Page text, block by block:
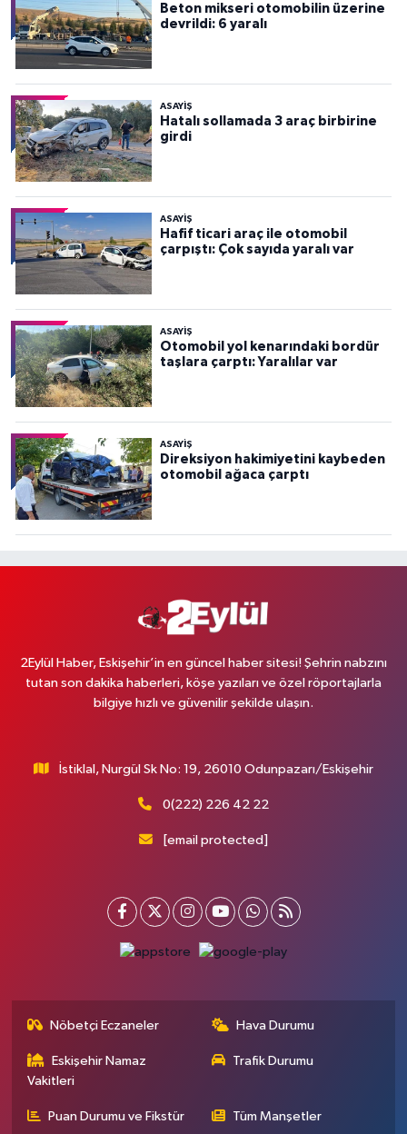
Beton mikseri otomobilin üzerine
devrildi: 6 yaralı
ASAYİŞ
Hatalı sollamada 3 araç birbirine
girdi
ASAYİŞ
Hafif ticari araç ile otomobil
çarpıştı: Çok sayıda yaralı var
ASAYİŞ
Otomobil yol kenarındaki bordür
taşlara çarptı: Yaralılar var
ASAYİŞ
Direksiyon hakimiyetini kaybeden
otomobil ağaca çarptı
2Eylül Haber, Eskişehir’in en güncel haber sitesi! Şehrin nabzını
tutan son dakika haberleri, köşe yazıları ve özel röportajlarla
bilgiye hızlı ve güvenilir şekilde ulaşın.
İstiklal, Nurgül Sk No: 19, 26010 Odunpazarı/Eskişehir
0(222) 226 42 22
[email protected]
Nöbetçi Eczaneler Hava Durumu
Eskişehir Namaz
Vakitleri
Trafik Durumu
Puan Durumu ve Fikstür Tüm Manşetler